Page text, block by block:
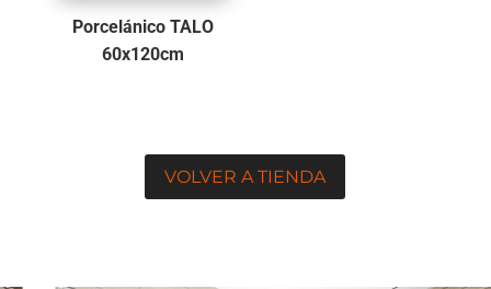
Porcelánico TALO
60x120cm
VOLVER A TIENDA